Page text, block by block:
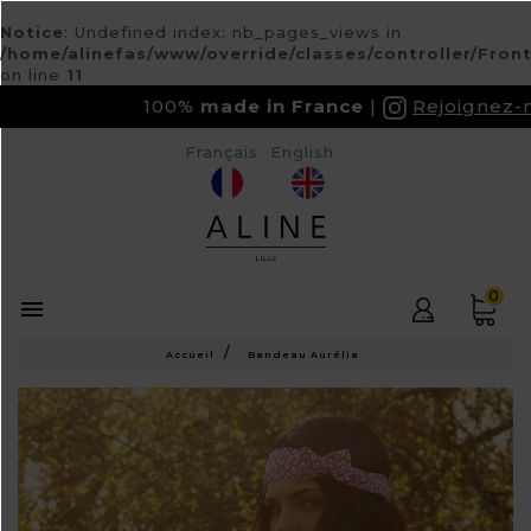
Notice: Undefined index: nb_pages_views in
/home/alinefas/www/override/classes/controller/
on line 11
100%made in France Rejoignez-
 0
Français English
Accueil Bandeau Aurélia